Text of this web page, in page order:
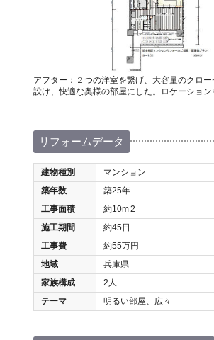
アフター：２つの洋室を繋げ、大容量のクロ
設け、快適な奥様の部屋にした。ロケーション
リフォームデータ
建物種別
マンション
築年数
築25年
工事面積
約10m2
施工期間
約45日
工事費
約55万円
地域
兵庫県
家族構成
2人
テーマ
明るい部屋、広々